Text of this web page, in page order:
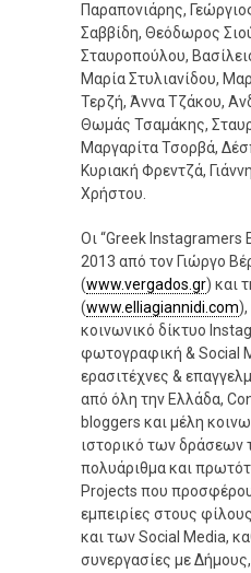
Παραπονιάρης,
Σαββίδη, Θεόδωρος
Σταυροπούλου,
Μαρία Στυλιανίδου,
Τερζή, Άννα Τζάκου,
Θωμάς Τσαμάκης,
Μαργαρίτα Τσορβά,
Κυριακή Φρεντζά,
Χρήστου.
Οι “Greek Instagramers
2013 από τον Γιώργο
(www.vergados.gr) και
(www.elliagiannidi.com
κοινωνικό δίκτυο
φωτογραφική & Social
ερασιτέχνες &
από όλη την Ελλάδα,
bloggers και μέλη
ιστορικό των δράσεων
πολυάριθμα και
Projects που
εμπειρίες στους
και των Social Media,
συνεργασίες με